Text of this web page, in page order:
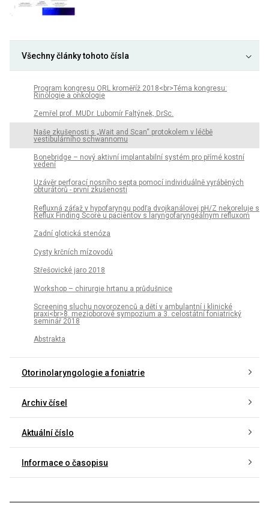
Všechny články tohoto čísla
Program kongresu ORL kroměříž 2018<br>Téma kongresu:
Rinologie a onkologie
Zemřel prof. MUDr. Lubomír Faltýnek, DrSc.
Naše zkušenosti s „Wait and Scan“ protokolem v léčbě
vestibulárního schwannomu
Bonebridge – nový aktivní implantabilní systém pro přímé kostní
vedení
Uzávěr perforací nosního septa pomocí individuálně vyráběných
obturátorů - první zkušenosti
Refluxná záťaž v hypofaryngu podľa dvojkanálovej pH/Z nekoreluje s
Reflux Finding Score u pacientov s laryngofaryngeálnym refluxom
Zadní glotická stenóza
Cysty krčních mízovodů
Střešovické jaro 2018
Workshop – chirurgie hrtanu a průdušnice
Screening sluchu novorozenců a dětí v ambulantní i klinické
praxi<br>8. mezioborové sympozium a 3. celostátní foniatrický
seminář 2018
Abstrakta
Otorinolaryngologie a foniatrie
Archiv čísel
Aktuální číslo
Informace o časopisu